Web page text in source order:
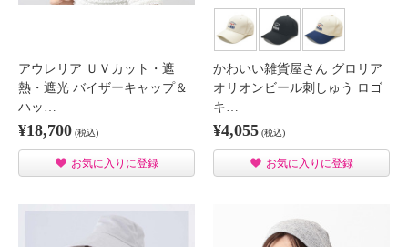
アウレリア ＵＶカット・遮
熱・遮光 バイザーキャップ＆
ハッ…
¥18,700 (税込)
お気に入りに登録
かわいい雑貨屋さん グロリア
オリオンビール刺しゅう ロゴ
キ…
¥4,055 (税込)
お気に入りに登録